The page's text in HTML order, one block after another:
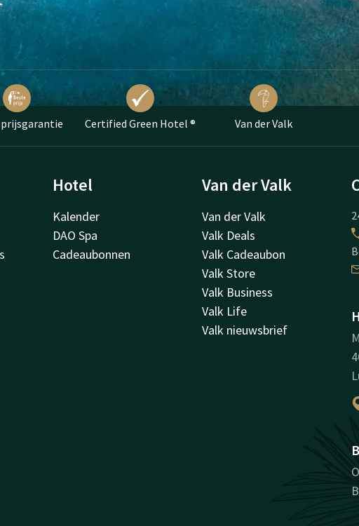
Certified Green Hotel ® Van der Valk
Hotel
Kalender
DAO Spa
Cadeaubonnen
Van der Valk
Van der Valk
Valk Deals
Valk Cadeaubon
Valk Store
Valk Business
Valk Life
Valk nieuwsbrief